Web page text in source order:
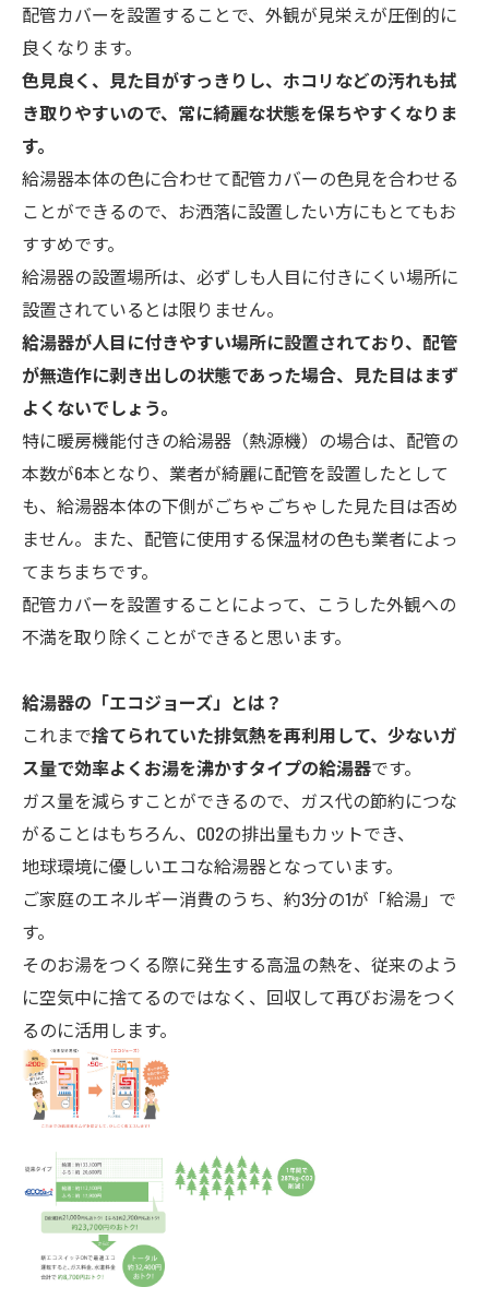
配管カバーを設置することで、外観が見栄えが圧倒的に
良くなります。
色見良く、見た目がすっきりし、ホコリなどの汚れも拭
き取りやすいので、常に綺麗な状態を保ちやすくなりま
す。
給湯器本体の色に合わせて配管カバーの色見を合わせる
ことができるので、お洒落に設置したい方にもとてもお
すすめです。
給湯器の設置場所は、必ずしも人目に付きにくい場所に
設置されているとは限りません。
給湯器が人目に付きやすい場所に設置されており、配管
が無造作に剥き出しの状態であった場合、見た目はまず
よくないでしょう。
特に暖房機能付きの給湯器（熱源機）の場合は、配管の
本数が6本となり、業者が綺麗に配管を設置したとして
も、給湯器本体の下側がごちゃごちゃした見た目は否め
ません。また、配管に使用する保温材の色も業者によっ
てまちまちです。
配管カバーを設置することによって、こうした外観への
不満を取り除くことができると思います。
給湯器の「エコジョーズ」とは？
これまで捨てられていた排気熱を再利用して、少ないガ
ス量で効率よくお湯を沸かすタイプの給湯器です。
ガス量を減らすことができるので、ガス代の節約につな
がることはもちろん、CO2の排出量もカットでき、
地球環境に優しいエコな給湯器となっています。
ご家庭のエネルギー消費のうち、約3分の1が「給湯」で
す。
そのお湯をつくる際に発生する高温の熱を、従来のよう
に空気中に捨てるのではなく、回収して再びお湯をつく
るのに活用します。